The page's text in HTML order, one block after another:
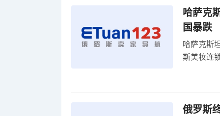
哈萨克
国暴跌
哈萨克斯
斯美妆连
俄罗斯